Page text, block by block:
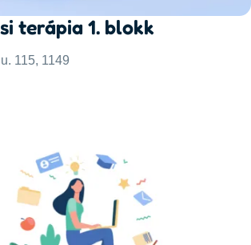
terápia 1. blokk
115, 1149